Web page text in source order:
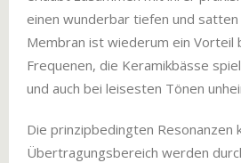
einen wunderbar tiefen und satten
Membran ist wiederum ein Vorteil
Frequenen, die Keramikbässe
und auch bei leisesten Tönen
Die prinzipbedingten Resonanzen
Übertragungsbereich werden